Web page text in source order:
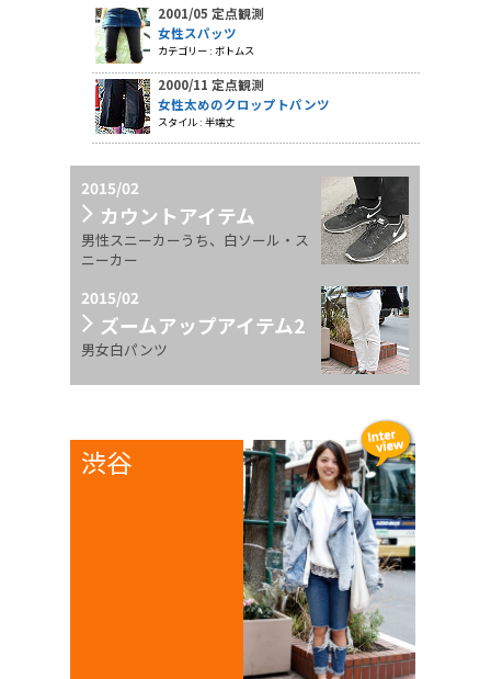
2001/05 定点観測
女性スパッツ
カテゴリー : ボトムス
2000/11 定点観測
女性太めのクロップトパンツ
スタイル : 半端丈
2015/02
カウントアイテム
男性スニーカーうち、白ソール・ス
ニーカー
2015/02
ズームアップアイテム2
男女白パンツ
渋谷